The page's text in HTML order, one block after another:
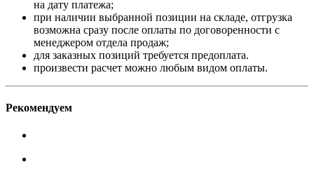
на дату платежа;
при наличии выбранной позиции на складе, отгрузка
возможна сразу после оплаты по договоренности с
менеджером отдела продаж;
для заказных позиций требуется предоплата.
произвести расчет можно любым видом оплаты.
Рекомендуем